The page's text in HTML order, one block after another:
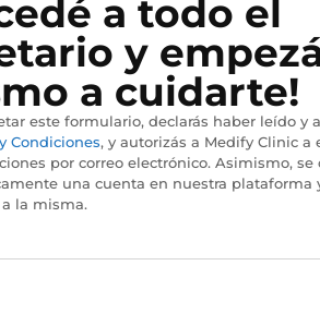
a todo el
y
a cuidarte!
este formulario, declarás haber leído y
Condiciones, y autorizás a Medify Clinic a
por correo electrónico. Asimismo, se
una cuenta en nuestra plataforma
la misma.